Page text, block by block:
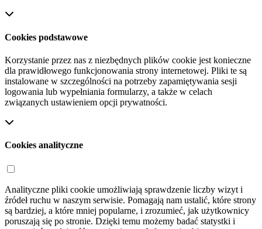
Cookies podstawowe
Korzystanie przez nas z niezbędnych plików cookie jest konieczne
dla prawidłowego funkcjonowania strony internetowej. Pliki te są
instalowane w szczególności na potrzeby zapamiętywania sesji
logowania lub wypełniania formularzy, a także w celach
związanych ustawieniem opcji prywatności.
Cookies analityczne
Analityczne pliki cookie umożliwiają sprawdzenie liczby wizyt i
źródeł ruchu w naszym serwisie. Pomagają nam ustalić, które strony
są bardziej, a które mniej popularne, i zrozumieć, jak użytkownicy
poruszają się po stronie. Dzięki temu możemy badać statystki i